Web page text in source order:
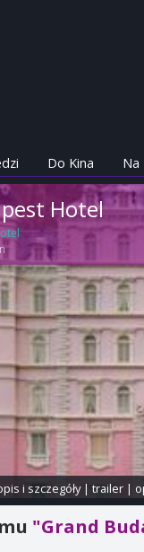
Do Kina Na
Hotel
i szczegóły| trailer|
"Grand